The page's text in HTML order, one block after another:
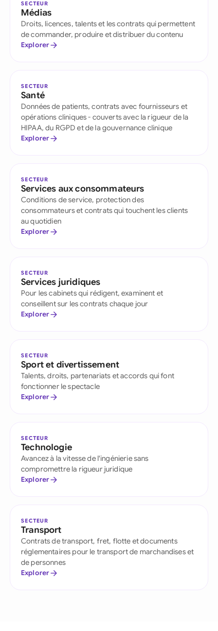
SECTEUR
Médias
Droits, licences, talents et les contrats qui permettent
de commander, produire et distribuer du contenu
Explorer
SECTEUR
Santé
Données de patients, contrats avec fournisseurs et
opérations cliniques - couverts avec la rigueur de la
HIPAA, du RGPD et de la gouvernance clinique
Explorer
SECTEUR
Services aux consommateurs
Conditions de service, protection des
consommateurs et contrats qui touchent les clients
au quotidien
Explorer
SECTEUR
Services juridiques
Pour les cabinets qui rédigent, examinent et
conseillent sur les contrats chaque jour
Explorer
SECTEUR
Sport et divertissement
Talents, droits, partenariats et accords qui font
fonctionner le spectacle
Explorer
SECTEUR
Technologie
Avancez à la vitesse de l'ingénierie sans
compromettre la rigueur juridique
Explorer
SECTEUR
Transport
Contrats de transport, fret, flotte et documents
réglementaires pour le transport de marchandises et
de personnes
Explorer